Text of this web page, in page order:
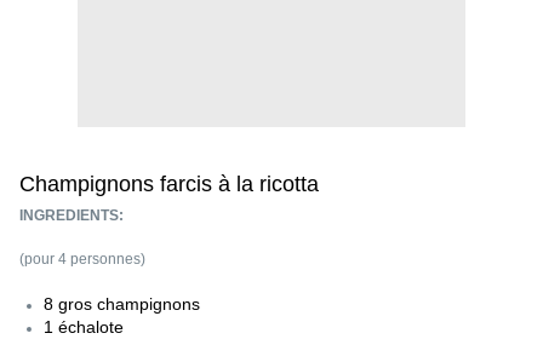
Champignons farcis à la ricotta
INGREDIENTS:
(pour 4 personnes)
8 gros champignons
1 échalote